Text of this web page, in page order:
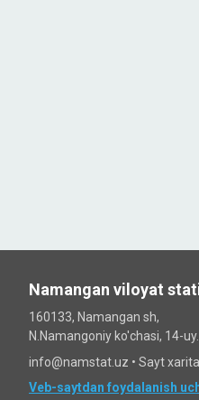
Namangan viloyat
160133, Namangan sh,
N.Namangoniy ko'chasi, 14-uy.
info@namstat.uz • Sayt
Veb-saytdan foydalanish